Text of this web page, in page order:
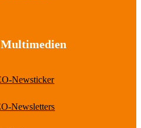
Newsticker
Newsletters